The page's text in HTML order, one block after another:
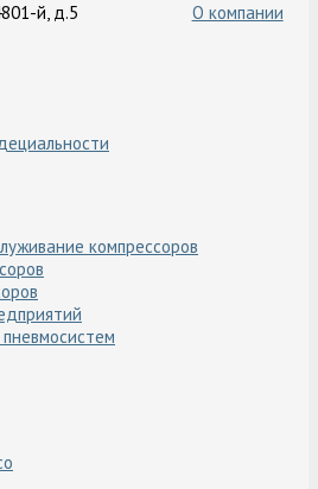
й, д.5
О компании
компрессоров